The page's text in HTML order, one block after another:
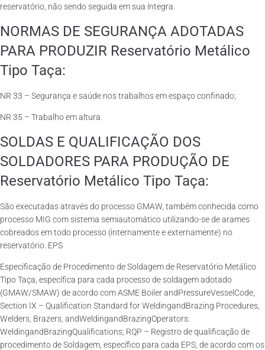
reservatório, não sendo seguida em sua íntegra.
NORMAS DE SEGURANÇA ADOTADAS
PARA PRODUZIR Reservatório Metálico
Tipo Taça:
NR 33 – Segurança e saúde nos trabalhos em espaço confinado;
NR 35 – Trabalho em altura.
SOLDAS E QUALIFICAÇÃO DOS
SOLDADORES PARA PRODUÇÃO DE
Reservatório Metálico Tipo Taça:
São executadas através do processo GMAW, também conhecida como
processo MIG com sistema semiautomático utilizando-se de arames
cobreados em todo processo (internamente e externamente) no
reservatório. EPS
Especificação de Procedimento de Soldagem de Reservatório Metálico
Tipo Taça, específica para cada processo de soldagem adotado
(GMAW/SMAW) de acordo com ASME Boiler andPressureVesselCode,
Section IX – Qualification Standard for WeldingandBrazing Procedures,
Welders, Brazers, andWeldingandBrazingOperators:
WeldingandBrazingQualifications; RQP – Registro de qualificação de
procedimento de Soldagem, específico para cada EPS, de acordo com os